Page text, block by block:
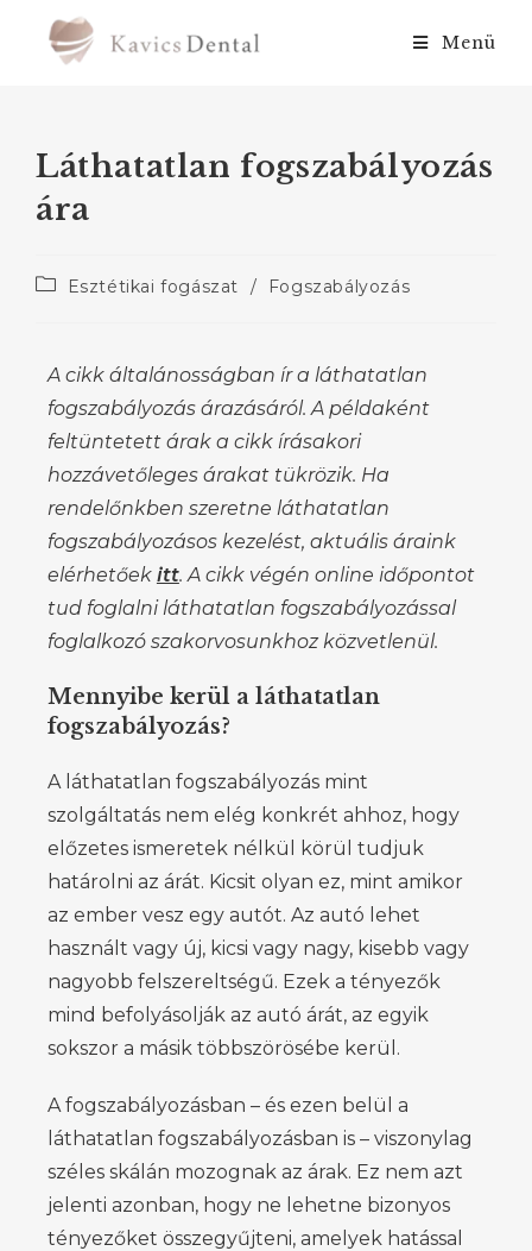
Menü
Láthatatlan fogszabályozás
ára
Esztétikai fogászat / Fogszabályozás
A cikk általánosságban ír a láthatatlan
fogszabályozás árazásáról. A példaként
feltüntetett árak a cikk írásakori
hozzávetőleges árakat tükrözik. Ha
rendelőnkben szeretne láthatatlan
fogszabályozásos kezelést, aktuális áraink
elérhetőek itt. A cikk végén online időpontot
tud foglalni láthatatlan fogszabályozással
foglalkozó szakorvosunkhoz közvetlenül.
Mennyibe kerül a láthatatlan
fogszabályozás?
A láthatatlan fogszabályozás mint
szolgáltatás nem elég konkrét ahhoz, hogy
előzetes ismeretek nélkül körül tudjuk
határolni az árát. Kicsit olyan ez, mint amikor
az ember vesz egy autót. Az autó lehet
használt vagy új, kicsi vagy nagy, kisebb vagy
nagyobb felszereltségű. Ezek a tényezők
mind befolyásolják az autó árát, az egyik
sokszor a másik többszörösébe kerül.
A fogszabályozásban – és ezen belül a
láthatatlan fogszabályozásban is – viszonylag
széles skálán mozognak az árak. Ez nem azt
jelenti azonban, hogy ne lehetne bizonyos
tényezőket összegyűjteni, amelyek hatással